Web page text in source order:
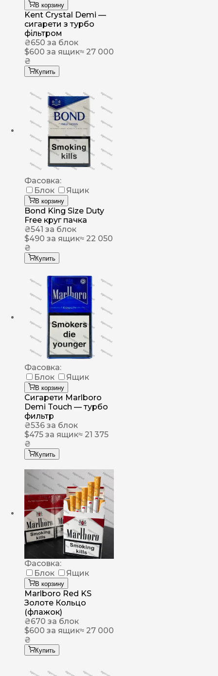
В корзину
Kent Crystal Demi —
сигарети з турбо
фільтром
₴650 за блок
$600 за ящик≈ 27 000
₴
Купить
Фасовка:
Блок
Ящик
В корзину
Bond King Size Duty
Free круг пачка
₴541 за блок
$490 за ящик≈ 22 050
₴
Купить
Фасовка:
Блок
Ящик
В корзину
Сигарети Marlboro
Demi Touch — турбо
фильтр
₴536 за блок
$475 за ящик≈ 21 375
₴
Купить
Фасовка:
Блок
Ящик
В корзину
Marlboro Red KS
Золоте Кольцо
(флажок)
₴670 за блок
$600 за ящик≈ 27 000
₴
Купить